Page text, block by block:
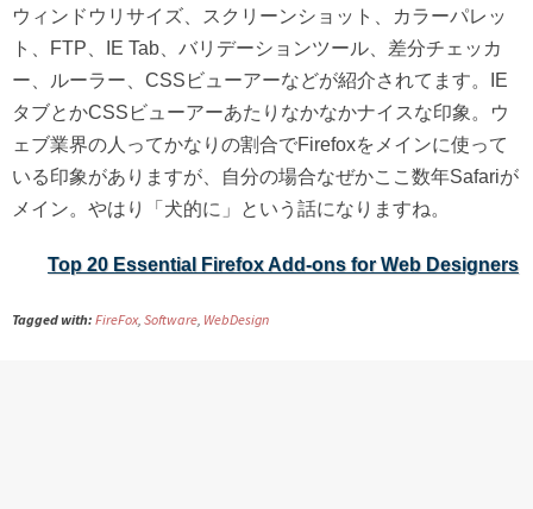
ウィンドウリサイズ、スクリーンショット、カラーパレッ
ト、FTP、IE Tab、バリデーションツール、差分チェッカ
ー、ルーラー、CSSビューアーなどが紹介されてます。IE
タブとかCSSビューアーあたりなかなかナイスな印象。ウ
ェブ業界の人ってかなりの割合でFirefoxをメインに使って
いる印象がありますが、自分の場合なぜかここ数年Safariが
メイン。やはり「犬的に」という話になりますね。
Top 20 Essential Firefox Add-ons for Web Designers
Tagged with: FireFox, Software, WebDesign